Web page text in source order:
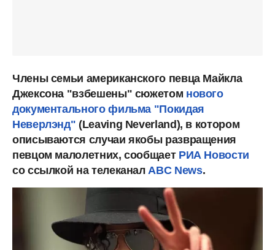
Члены семьи американского певца Майкла
Джексона "взбешены" сюжетом нового
документального фильма "Покидая
Неверлэнд" (Leaving Neverland), в котором
описываются случаи якобы развращения
певцом малолетних, сообщает РИА Новости
со ссылкой на телеканал ABC News.